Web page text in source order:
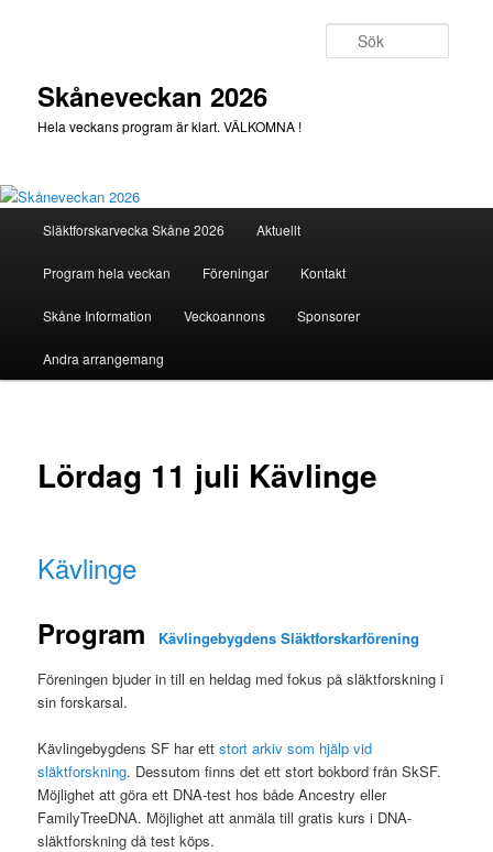
Skåneveckan 2026
Hela veckans program är klart. VÄLKOMNA !
Släktforskarvecka Skåne 2026 Aktuellt
Program hela veckan Föreningar Kontakt
Skåne Information Veckoannons Sponsorer
Andra arrangemang
Lördag 11 juli Kävlinge
Kävlinge
Program
Kävlingebygdens Släktforskarförening
Föreningen bjuder in till en heldag med fokus på släktforskning i
sin forskarsal.
Kävlingebygdens SF har ettstort arkiv som hjälp vid
släktforskning. Dessutom finns det ett stort bokbord från SkSF.
Möjlighet att göra ett DNA-test hos både Ancestry eller
FamilyTreeDNA. Möjlighet att anmäla till gratis kurs i DNA-
släktforskning då test köps.